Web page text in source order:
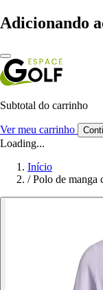
Adicionando
Subtotal do carrinho
Ver meu carrinho
Loading...
Início
/ Polo de manga